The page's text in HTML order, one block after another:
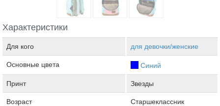
Характеристики
Для кого для девочки/женские
Основные цвета Синий
Принт Звезды
Возраст Старшеклассник